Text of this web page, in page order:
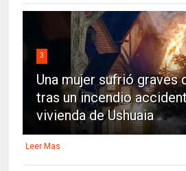
3
Una mujer sufrió graves
tras un incendio
vivienda de Ushuaia
Leer Mas